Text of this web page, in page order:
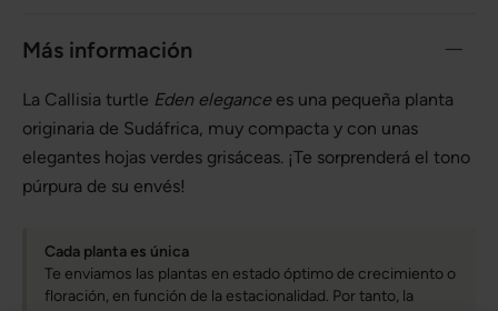
Más información
La Callisia turtle Eden elegance es una pequeña planta
originaria de Sudáfrica, muy compacta y con unas
elegantes hojas verdes grisáceas. ¡Te sorprenderá el tono
púrpura de su envés!
Cada planta es única
Te enviamos las plantas en estado óptimo de crecimiento o
floración, en función de la estacionalidad. Por tanto, la